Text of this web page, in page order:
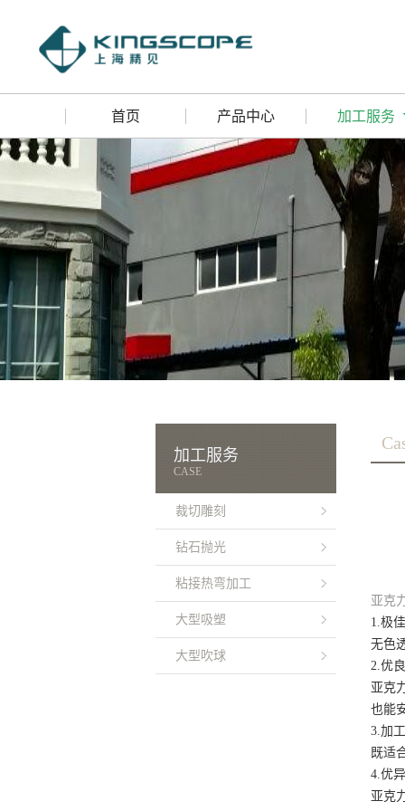
首页 产品中心 加工服务
加工服务
CASE
裁切雕刻
钻石抛光
粘接热弯加工
大型吸塑
大型吹球
亚克
1.极
无色
2.优
亚克
也能
3.加
既适
4.优
亚克